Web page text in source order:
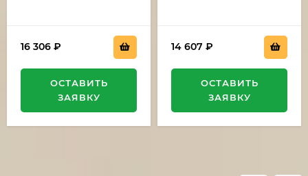
16 306 ₽
ОСТАВИТЬ
ЗАЯВКУ
14 607 ₽
ОСТАВИТЬ
ЗАЯВКУ